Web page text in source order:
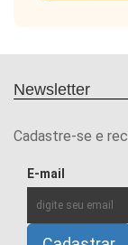
Newsletter
Cadastre-se e
E-mail